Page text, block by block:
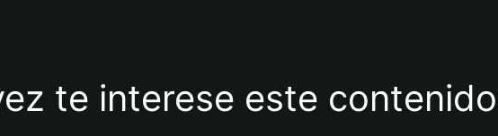
te interese este contenido